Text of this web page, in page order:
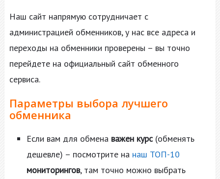
Наш сайт напрямую сотрудничает с
администрацией обменников, у нас все адреса и
переходы на обменники проверены – вы точно
перейдете на официальный сайт обменного
сервиса.
Параметры выбора лучшего
обменника
Если вам для обмена важен курс(обменять
дешевле) – посмотрите на наш ТОП-10
мониторингов, там точно можно выбрать